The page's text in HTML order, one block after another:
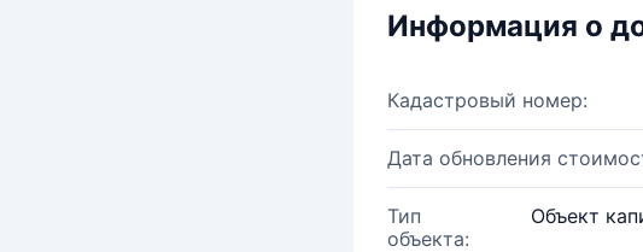
Информация о
Кадастровый номер:
Дата обновления
Тип
объекта:
Объект